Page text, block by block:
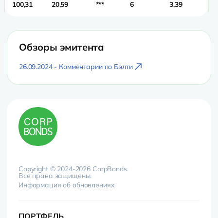
100,31 20,59 *** 6 3,39
Обзоры эмитента
26.09.2024 - Комментарии по Бэлти
Copyright © 2024-2026 CorpBonds.
Все права защищены.
Информация об обновлениях
ПОРТФЕЛЬ